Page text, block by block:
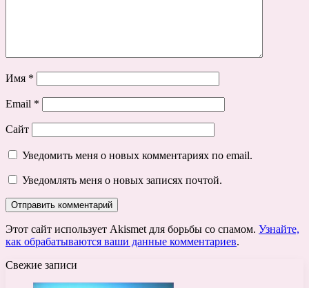
Имя *
Email *
Сайт
Уведомить меня о новых комментариях по email.
Уведомлять меня о новых записях почтой.
Этот сайт использует Akismet для борьбы со спамом. Узнайте,
как обрабатываются ваши данные комментариев.
Свежие записи